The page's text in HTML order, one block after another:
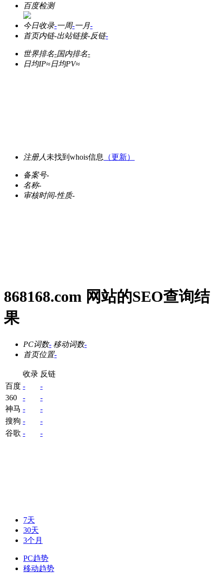
百度检测
今日收录-一周-一月-
首页内链-出站链接-反链-
世界排名-国内排名-
日均IP≈日均PV≈
注册人 未找到whois信息 （更新）
备案号-
名称-
审核时间-性质-
868168.com 网站的SEO查询结
果
PC词数- 移动词数-
首页位置-
收录 反链
百度 -
-
360
-
-
神马 -
-
搜狗 -
-
谷歌 - -
7天
30天
3个月
PC趋势
移动趋势